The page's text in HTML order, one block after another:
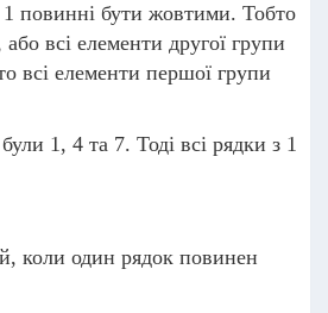
повинні бути жовтими. Тобто
всі елементи другої групи
всі елементи першої групи
1, 4 та 7. Тоді всі рядки з 1
коли один рядок повинен